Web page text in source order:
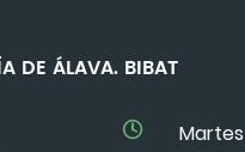
DE ÁLAVA. BIBAT